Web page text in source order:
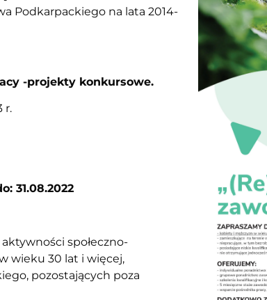
Podkarpackiego na lata 2014-
-projekty konkursowe.
r.
31.08.2022
społeczno-
wieku 30 lat i więcej,
pozostających poza